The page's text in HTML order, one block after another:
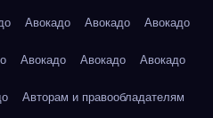
Авокадо Авокадо Авокадо
Авокадо Авокадо Авокадо
Авторам и правообладателям